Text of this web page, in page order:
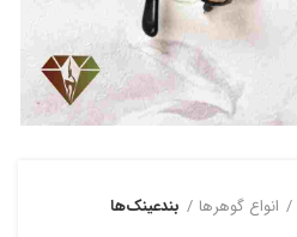
انواع گوهرها بندعینک‌ها